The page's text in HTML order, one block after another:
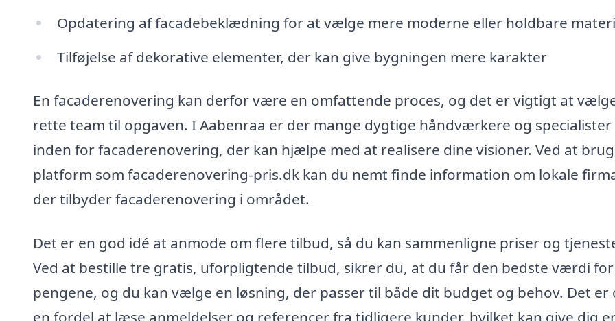
Opdatering af facadebeklædning for at vælge mere moderne eller holdbare
Tilføjelse af dekorative elementer, der kan give bygningen mere karakter
En facaderenovering kan derfor være en omfattende proces, og det er vigtigt at
rette team til opgaven. I Aabenraa er der mange dygtige håndværkere og specialister
inden for facaderenovering, der kan hjælpe med at realisere dine visioner. Ved at
platform som facaderenovering-pris.dk kan du nemt finde information om lokale
der tilbyder facaderenovering i området.
Det er en god idé at anmode om flere tilbud, så du kan sammenligne priser og
Ved at bestille tre gratis, uforpligtende tilbud, sikrer du, at du får den bedste værdi for
pengene, og du kan vælge en løsning, der passer til både dit budget og behov. Det er
en fordel at læse anmeldelser og referencer fra tidligere kunder, hvilket kan give dig